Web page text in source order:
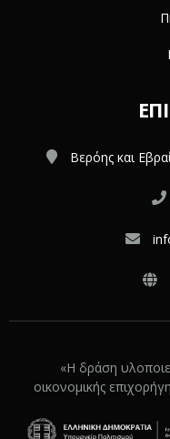
Βερόης και
«Η δράση
οικονομικής